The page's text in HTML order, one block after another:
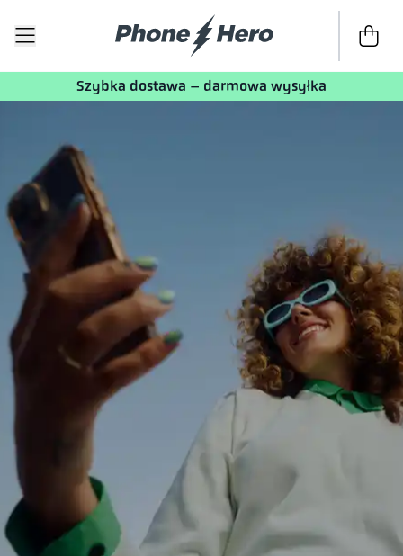
Do kasy
Szybka dostawa – darmowa wysyłka